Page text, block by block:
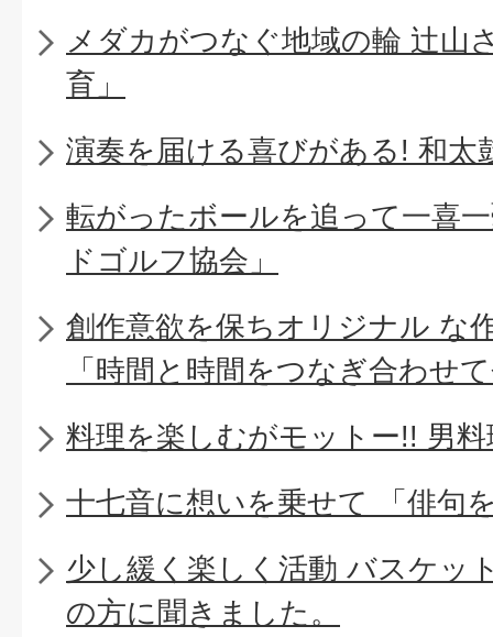
メダカがつなぐ地域の輪 辻山
育」
演奏を届ける喜びがある! 和太
転がったボールを追って一喜
ドゴルフ協会」
創作意欲を保ちオリジナル な
「時間と時間をつなぎ合わせ
料理を楽しむがモットー!! 男
十七音に想いを乗せて 「俳句
少し緩く楽しく活動 バスケッ
の方に聞きました。